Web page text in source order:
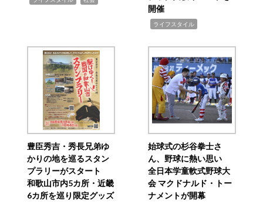
開催
ライフスタイル
豊臣秀吉・秀長兄弟ゆ
かりの地を巡るスタン
プラリーがスタート
和歌山市内5カ所・近畿
6カ所を巡り限定グッズ
始球式の杉谷拳士さ
ん、野球に熱い思い
全日本学童軟式野球大
会 マクドナルド・トー
ナメントが開幕